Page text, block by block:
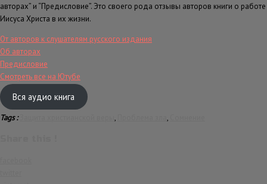
авторах” и “Предисловие”. Это своего рода отзывы авторов книги о работе
Иисуса Христа в их жизни.
От авторов к слушателям русского издания
Об авторах
Предисловие
Смотреть все на Ютубе
Вся аудио книга
Tags : , ,